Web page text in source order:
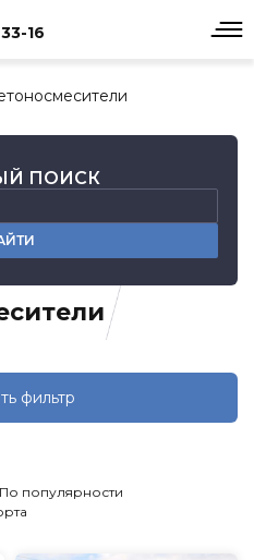
16
ПОИСК
Показать фильтр
По популярности